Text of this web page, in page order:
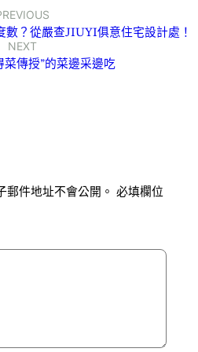
？從嚴查JIUYI俱意住宅設計處！
NEXT
菜傳授”的菜邊采邊吃
郵件地址不會公開。 必填欄位